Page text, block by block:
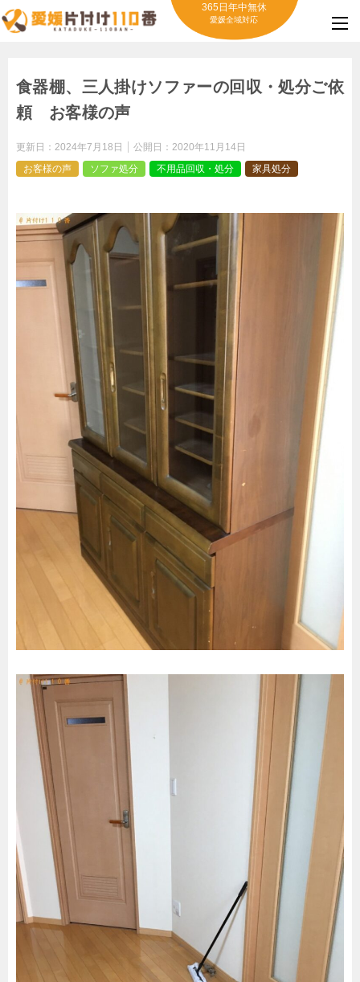
365日年中無休
愛媛全域対応
食器棚、三人掛けソファーの回収・処分ご依
頼 お客様の声
更新日： 2024年7月18日 公開日： 2020年11月14日
お客様の声
ソファ処分 不用品回収・処分 家具処分